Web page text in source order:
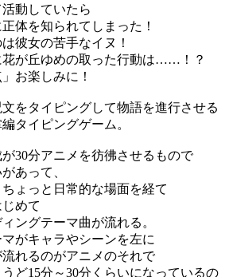
動していたら
体を知られてしまった！
彼女の苦手なイヌ！
花が丘ゆめの取った行動は……！？
お楽しみに！
をタイピングして物語を進行させる
タイピングゲーム。
30分アニメを彷彿させるもので
あって、
ょっと日常的な場面を経て
めて
ングテーマ曲が流れる。
がキャラやシーンを左に
れるのがアニメのそれで
ど15分～30分くらいになっているの